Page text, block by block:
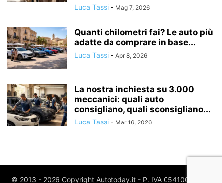
Luca Tassi - Mag 7, 2026
Quanti chilometri fai? Le auto più
adatte da comprare in base...
Luca Tassi - Apr 8, 2026
La nostra inchiesta su 3.000
meccanici: quali auto
consigliano, quali sconsigliano...
Luca Tassi - Mar 16, 2026
© 2013 - 2026 Copyright Autotoday.it - P. IVA 05410020969